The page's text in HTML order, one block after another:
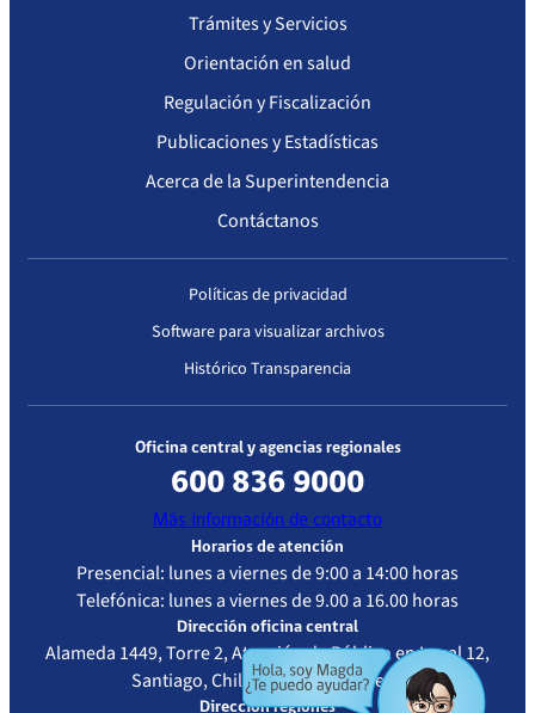
Trámites y Servicios
Orientación en salud
Regulación y Fiscalización
Publicaciones y Estadísticas
Acerca de la Superintendencia
Contáctanos
Políticas de privacidad
Software para visualizar archivos
Histórico Transparencia
Oficina central y agencias regionales
600 836 9000
Más información de contacto
Horarios de atención
Presencial: lunes a viernes de 9:00 a 14:00 horas
Telefónica: lunes a viernes de 9.00 a 16.00 horas
Dirección oficina central
Alameda 1449, Torre 2, Atención de Público en Local 12,
Santiago, Chile - Metro La Moneda
Dirección regiones